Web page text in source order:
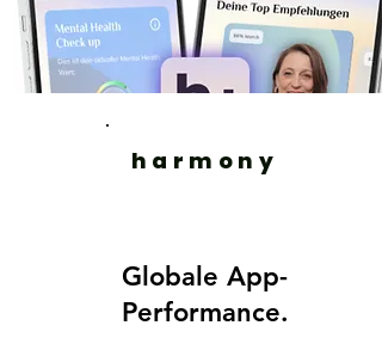
harmony
Globale App-
Performance.